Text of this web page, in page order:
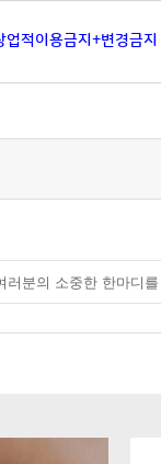
업적이용금지+변경금지